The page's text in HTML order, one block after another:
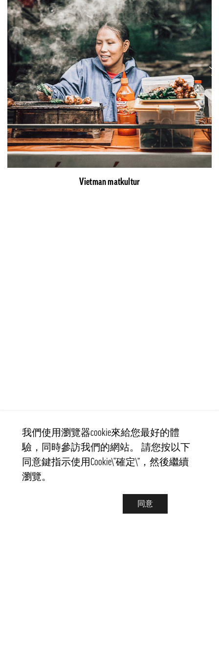
Vietman matkultur
我們使用瀏覽器cookie來給您最好的體
驗，同時參訪我們的網站。 請您按以下
同意鍵指示使用Cookie\“確定\”，然後繼續
瀏覽。
同意